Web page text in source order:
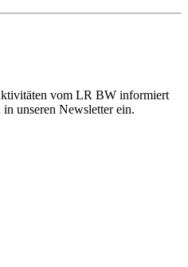
vom LR BW informiert
unseren Newsletter ein.